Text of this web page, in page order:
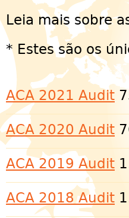
Leia mais sobre
* Estes são os
ACA 2021 Audit
ACA 2020 Audit
ACA 2019 Audit
ACA 2018 Audit